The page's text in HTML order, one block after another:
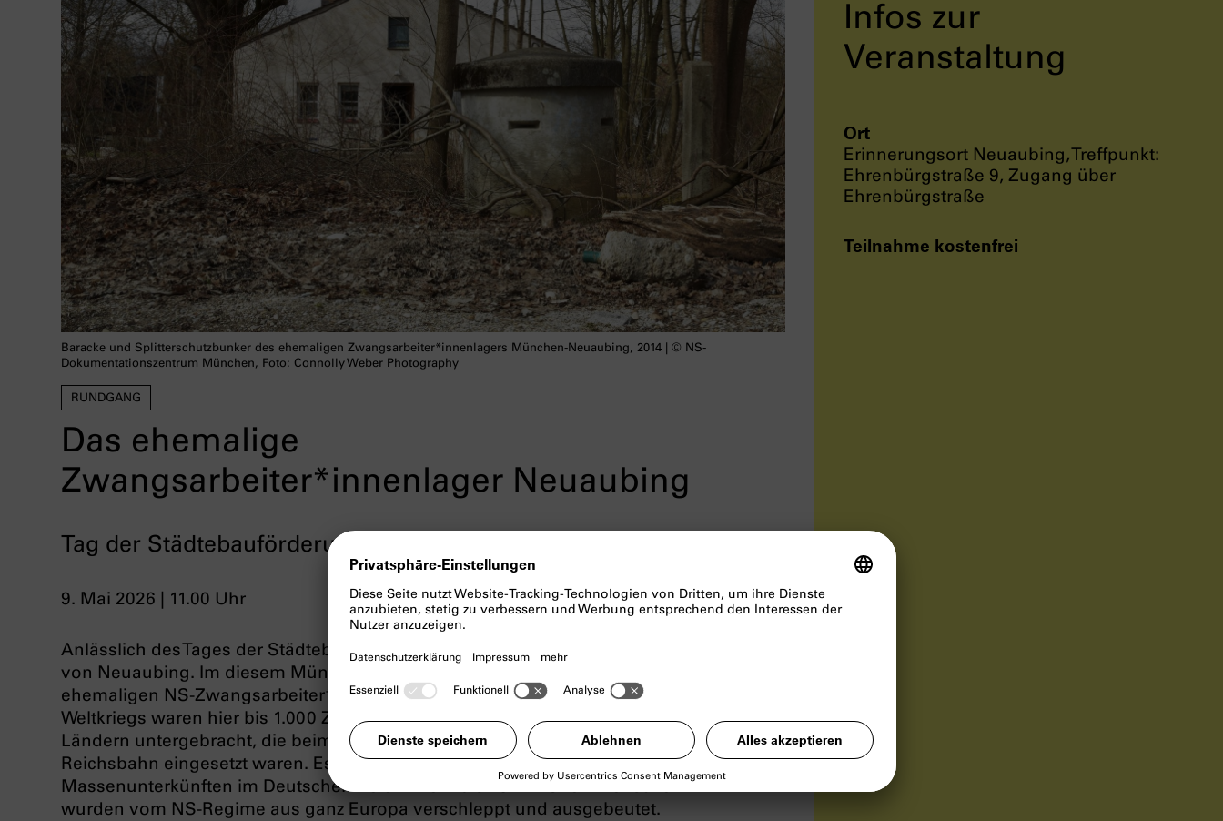
RUNDGANG
Das ehemalige
Zwangsarbeiter*innenlager Neuaubing
Tag der Städtebauförderung 2026
9. Mai 2026 | 11.00 Uhr
Baracke und Splitterschutzbunker des ehemaligen Zwangsarbeiter*innenlagers München-Neuaubing, 2014 | © NS-
Dokumentationszentrum München, Foto: Connolly Weber Photography
Anlässlich des Tages der Städtebauförderung 2026 treffen wir uns am Ortsrand
von Neuaubing. Im diesem Münchner Stadtteil sind noch 8 Baracken eines
ehemaligen NS-Zwangsarbeiter*innenlagers erhalten. Während des Zweiten
Weltkriegs waren hier bis 1.000 Zwangsarbeiter*innen aus unterschiedlichen
Ländern untergebracht, die beim nahegelegenen Ausbesserungswerk der
Reichsbahn eingesetzt waren. Es war eine von insgesamt 30.000
Massenunterkünften im Deutschen Reich. Mehr als 13 Millionen Menschen
wurden vom NS-Regime aus ganz Europa verschleppt und ausgebeutet.
Infos zur
Veranstaltung
Ort
Erinnerungsort Neuaubing, Treffpunkt:
Ehrenbürgstraße 9, Zugang über
Ehrenbürgstraße
Teilnahme kostenfrei